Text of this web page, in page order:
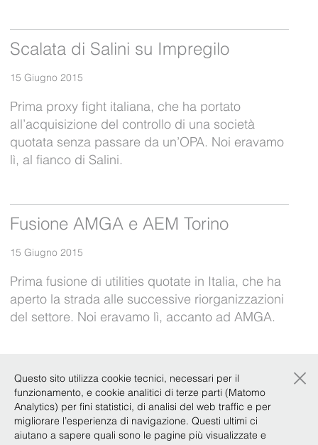
Scalata di Salini su Impregilo
15 Giugno 2015
Prima proxy fight italiana, che ha portato
all’acquisizione del controllo di una società
quotata senza passare da un’OPA. Noi eravamo
lì, al fianco di Salini.
Fusione AMGA e AEM Torino
15 Giugno 2015
Prima fusione di utilities quotate in Italia, che ha
aperto la strada alle successive riorganizzazioni
del settore. Noi eravamo lì, accanto ad AMGA.
Scalata di Olivetti su Telecom
15 Giugno 2015
Prima OPA ostile nella storia economica italiana:
Questo sito utilizza cookie tecnici, necessari per il
funzionamento, e cookie analitici di terze parti (Matomo
Analytics) per fini statistici, di analisi del web traffic e per
migliorare l’esperienza di navigazione. Questi ultimi ci
aiutano a sapere quali sono le pagine più visualizzate e
×